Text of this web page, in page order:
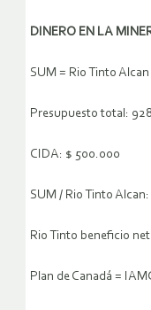
DINERO EN LA
SUM = Rio Tinto
Presupuesto total:
CIDA: $ 500.000
SUM / Rio Tinto
Rio Tinto beneficio
Plan de Canadá =